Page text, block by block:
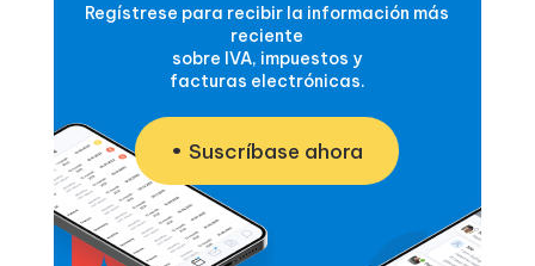
Regístrese para recibir la información más
reciente
sobre IVA, impuestos y
facturas electrónicas.
Suscríbase ahora